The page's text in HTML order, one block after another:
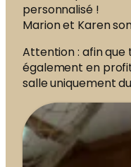
personnalisé !
Marion et Karen
Attention : afin que
également en
salle uniquement